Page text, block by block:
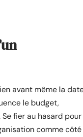
avant même la
le budget,
fier au hasard
comme côté